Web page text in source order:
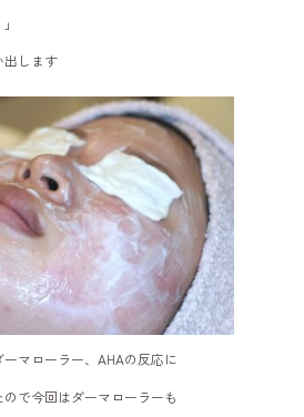
出します
マローラー、AHAの反応に
で今回はダーマローラーも